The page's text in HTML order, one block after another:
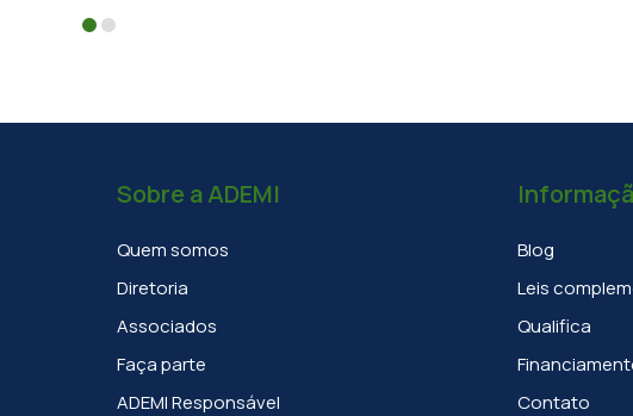
Sobre a ADEMI
Quem somos
Diretoria
Associados
Faça parte
ADEMI Responsável
Blog
Leis
Qualifica
Contato